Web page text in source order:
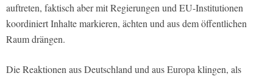
auftreten, faktisch aber mit Regierungen und EU-Institutionen
koordiniert Inhalte markieren, ächten und aus dem öffentlichen
Raum drängen.
Die Reaktionen aus Deutschland und aus Europa klingen, als